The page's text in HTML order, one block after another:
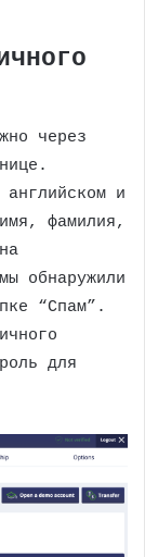
через
английском и
фамилия,
обнаружили
“Спам”.
для